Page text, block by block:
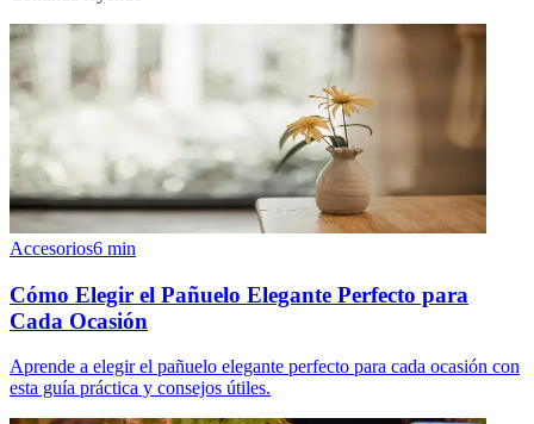
Accesorios6 min
Cómo Elegir el Pañuelo Elegante Perfecto para
Cada Ocasión
Aprende a elegir el pañuelo elegante perfecto para cada ocasión con
esta guía práctica y consejos útiles.